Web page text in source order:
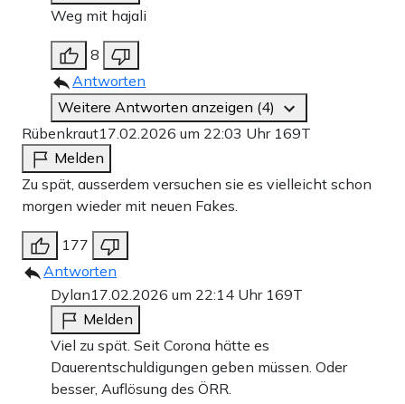
Weg mit hajali
8
Antworten
Weitere Antworten anzeigen (4)
Rübenkraut17.02.2026 um 22:03 Uhr 169T
Melden
Zu spät, ausserdem versuchen sie es vielleicht schon
morgen wieder mit neuen Fakes.
177
Antworten
Dylan17.02.2026 um 22:14 Uhr 169T
Melden
Viel zu spät. Seit Corona hätte es
Dauerentschuldigungen geben müssen. Oder
besser, Auflösung des ÖRR.